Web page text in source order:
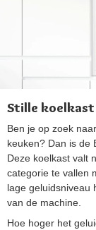
Stille koelkast
Ben je op zoek
keuken? Dan is de
Deze koelkast valt
categorie te vallen
lage geluidsniveau
van de machine.
Hoe hoger het